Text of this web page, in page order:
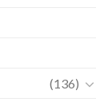
(136)